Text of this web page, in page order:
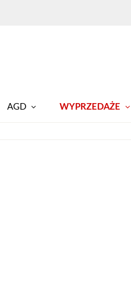
AGD WYPRZEDAŻE